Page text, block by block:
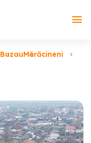
BuzauMărăcineni